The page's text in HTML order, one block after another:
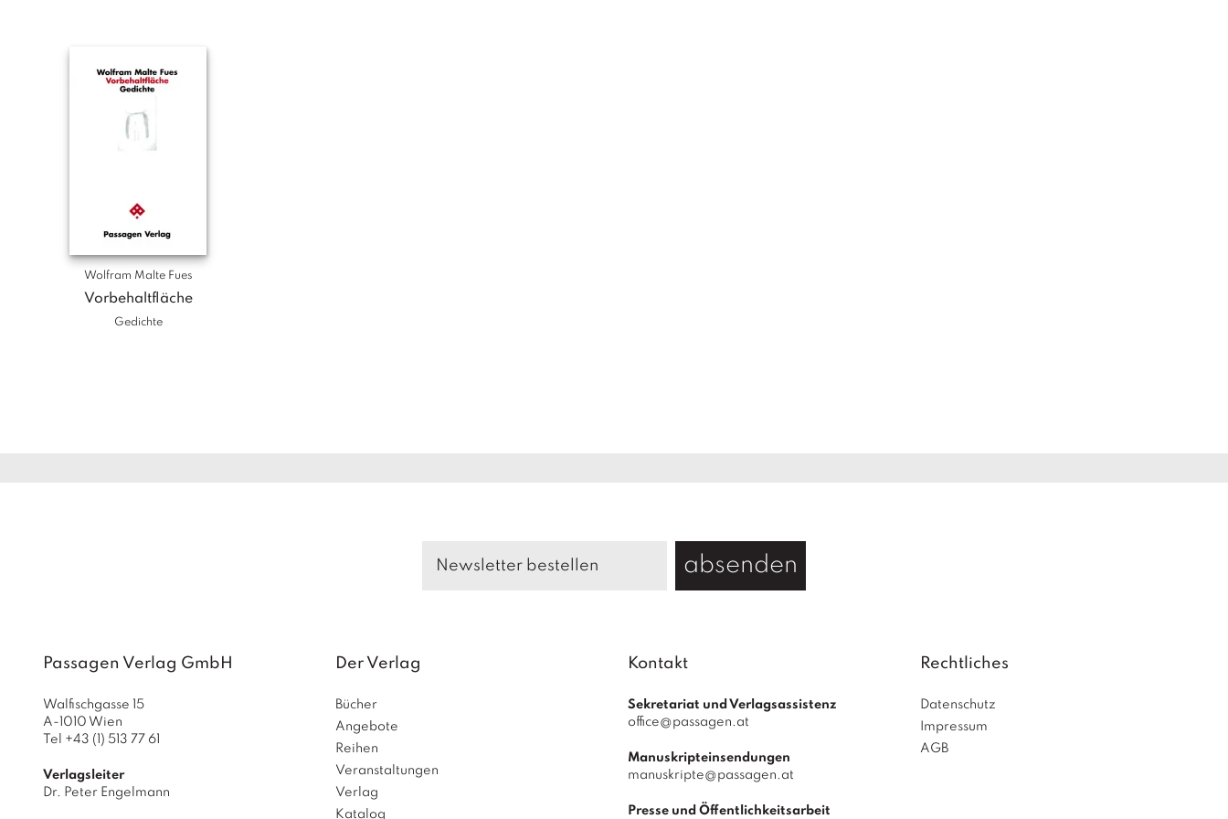
Wolfram Malte Fues
Vorbehaltfläche
Gedichte
absenden
Passagen Verlag GmbH
Walfischgasse 15
A-1010 Wien
Tel +43 (1) 513 77 61
Verlagsleiter
Dr. Peter Engelmann
Der Verlag
Bücher
Angebote
Reihen
Veranstaltungen
Verlag
Katalog
Kontakt
Sekretariat und Verlagsassistenz
office@passagen.at
Manuskripteinsendungen
manuskripte@passagen.at
Presse und Öffentlichkeitsarbeit
Rechtliches
Datenschutz
Impressum
AGB